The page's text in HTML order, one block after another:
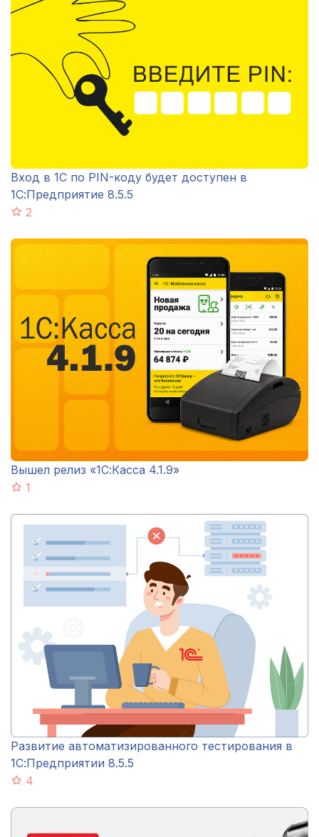
Вход в 1С по PIN-коду будет доступен в
1С:Предприятие 8.5.5
2
Вышел релиз «1С:Касса 4.1.9»
1
Развитие автоматизированного тестирования в
1С:Предприятии 8.5.5
4